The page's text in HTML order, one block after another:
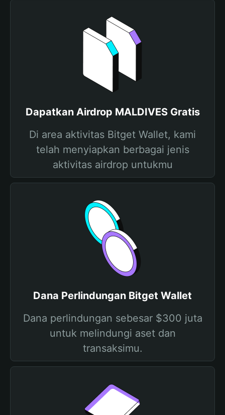
Dapatkan Airdrop MALDIVES Gratis
Di area aktivitas Bitget Wallet, kami
telah menyiapkan berbagai jenis
aktivitas airdrop untukmu
Dana Perlindungan Bitget Wallet
Dana perlindungan sebesar $300 juta
untuk melindungi aset dan
transaksimu.